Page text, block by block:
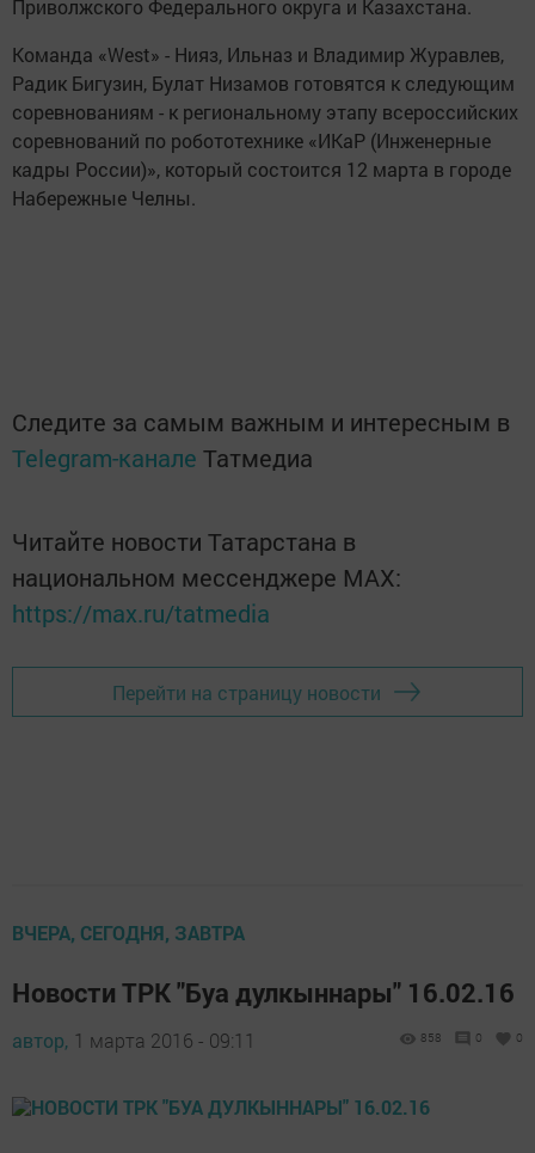
Приволжского Федерального округа и Казахстана.
Команда «West» - Нияз, Ильназ и Владимир Журавлев,
Радик Бигузин, Булат Низамов готовятся к следующим
соревнованиям - к региональному этапу всероссийских
соревнований по робототехнике «ИКаР (Инженерные
кадры России)», который состоится 12 марта в городе
Набережные Челны.
Следите за самым важным и интересным в
Telegram-канале Татмедиа
Читайте новости Татарстана в
национальном мессенджере MАХ:
https://max.ru/tatmedia
Перейти на страницу новости
ВЧЕРА, СЕГОДНЯ, ЗАВТРА
Новости ТРК "Буа дулкыннары" 16.02.16
автор, 1 марта 2016 - 09:11 858 0 0